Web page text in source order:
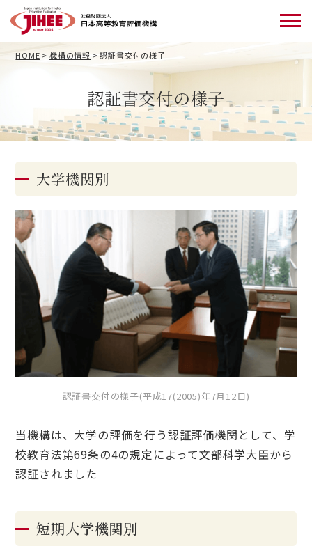
HOME >機構の情報 >認証書交付の様子
認証書交付の様子
大学機関別
認証書交付の様子(平成17(2005)年7月12日)
当機構は、大学の評価を行う認証評価機関として、学
校教育法第69条の4の規定によって文部科学大臣から
認証されました
短期大学機関別